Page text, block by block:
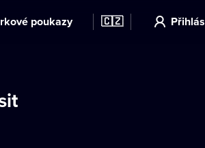
poukazy 🇨🇿